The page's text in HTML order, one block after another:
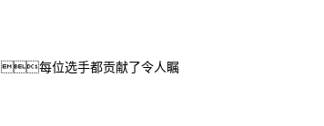
每位选手都贡献了令人瞩